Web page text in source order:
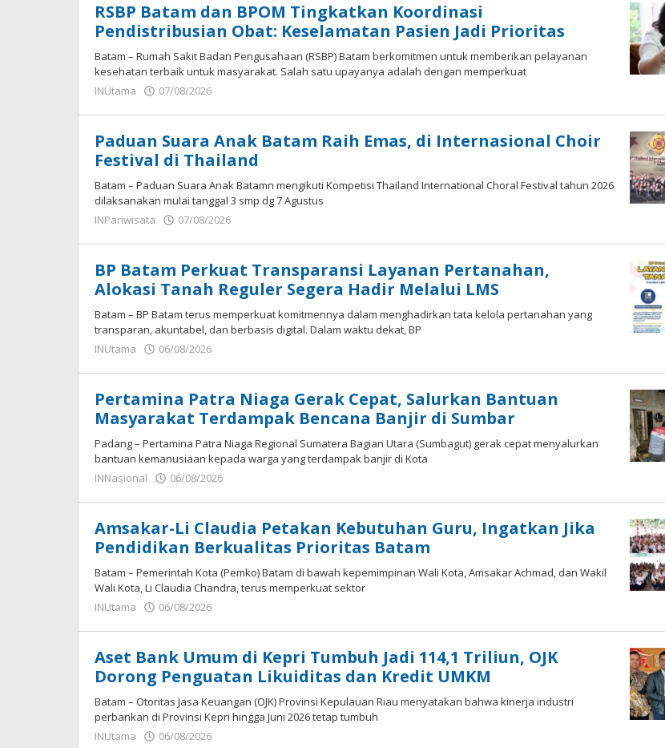
RSBP Batam dan BPOM Tingkatkan Koordinasi
Pendistribusian Obat: Keselamatan Pasien Jadi Prioritas
Batam – Rumah Sakit Badan Pengusahaan (RSBP) Batam berkomitmen untuk memberikan pelayanan
kesehatan terbaik untuk masyarakat. Salah satu upayanya adalah dengan memperkuat
INUtama
07/08/2026
Paduan Suara Anak Batam Raih Emas, di Internasional Choir
Festival di Thailand
Batam – Paduan Suara Anak Batamn mengikuti Kompetisi Thailand International Choral Festival tahun 2026
dilaksanakan mulai tanggal 3 smp dg 7 Agustus
INPariwisata
07/08/2026
BP Batam Perkuat Transparansi Layanan Pertanahan,
Alokasi Tanah Reguler Segera Hadir Melalui LMS
Batam – BP Batam terus memperkuat komitmennya dalam menghadirkan tata kelola pertanahan yang
transparan, akuntabel, dan berbasis digital. Dalam waktu dekat, BP
INUtama
06/08/2026
Pertamina Patra Niaga Gerak Cepat, Salurkan Bantuan
Masyarakat Terdampak Bencana Banjir di Sumbar
Padang – Pertamina Patra Niaga Regional Sumatera Bagian Utara (Sumbagut) gerak cepat menyalurkan
bantuan kemanusiaan kepada warga yang terdampak banjir di Kota
INNasional
06/08/2026
Amsakar-Li Claudia Petakan Kebutuhan Guru, Ingatkan Jika
Pendidikan Berkualitas Prioritas Batam
Batam – Pemerintah Kota (Pemko) Batam di bawah kepemimpinan Wali Kota, Amsakar Achmad, dan Wakil
Wali Kota, Li Claudia Chandra, terus memperkuat sektor
INUtama
06/08/2026
Aset Bank Umum di Kepri Tumbuh Jadi 114,1 Triliun, OJK
Dorong Penguatan Likuiditas dan Kredit UMKM
Batam – Otoritas Jasa Keuangan (OJK) Provinsi Kepulauan Riau menyatakan bahwa kinerja industri
perbankan di Provinsi Kepri hingga Juni 2026 tetap tumbuh
INUtama
06/08/2026